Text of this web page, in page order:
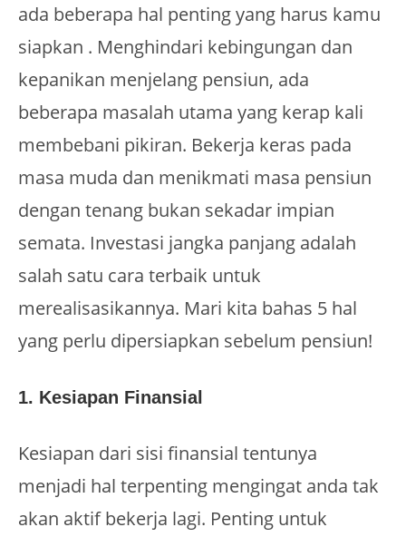
ada beberapa hal penting yang harus kamu
siapkan . Menghindari kebingungan dan
kepanikan menjelang pensiun, ada
beberapa masalah utama yang kerap kali
membebani pikiran. Bekerja keras pada
masa muda dan menikmati masa pensiun
dengan tenang bukan sekadar impian
semata. Investasi jangka panjang adalah
salah satu cara terbaik untuk
merealisasikannya. Mari kita bahas 5 hal
yang perlu dipersiapkan sebelum pensiun!
1. Kesiapan Finansial
Kesiapan dari sisi finansial tentunya
menjadi hal terpenting mengingat anda tak
akan aktif bekerja lagi. Penting untuk